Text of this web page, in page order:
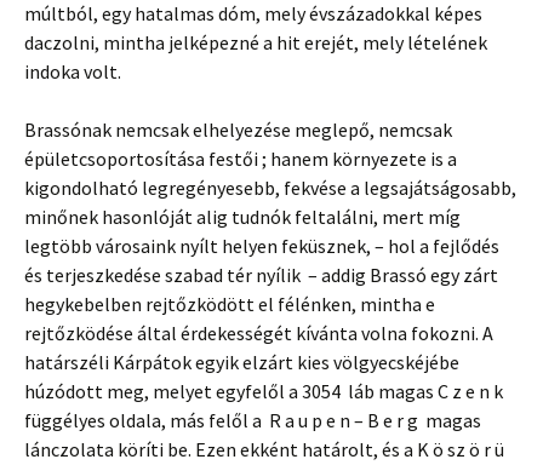
múltból, egy hatalmas dóm, mely évszázadokkal képes
daczolni, mintha jelképezné a hit erejét, mely lételének
indoka volt.
Brassónak nemcsak elhelyezése meglepő, nemcsak
épületcsoportosítása festői ; hanem környezete is a
kigondolható legregényesebb, fekvése a legsajátságosabb,
minőnek hasonlóját alig tudnók feltalálni, mert míg
legtöbb városaink nyílt helyen feküsznek, – hol a fejlődés
és terjeszkedése szabad tér nyílik – addig Brassó egy zárt
hegykebelben rejtőzködött el félénken, mintha e
rejtőzködése által érdekességét kívánta volna fokozni. A
határszéli Kárpátok egyik elzárt kies völgyecskéjébe
húzódott meg, melyet egyfelől a 3054 láb magas C z e n k
függélyes oldala, más felől a R a u p e n – B e r g magas
lánczolata köríti be. Ezen ekként határolt, és a K ö sz ö r ü